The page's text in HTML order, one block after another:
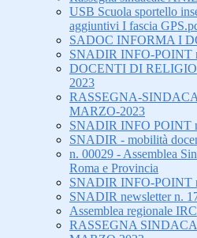
USB Scuola sportello
aggiuntivi I fascia
SADOC INFORMA I
SNADIR INFO-POINT
DOCENTI DI
2023
RASSEGNA-
MARZO-2023
SNADIR INFO POINT
SNADIR - mobilità
n. 00029 - Assemblea
Roma e Provincia
SNADIR INFO-POINT
SNADIR newsletter n.
Assemblea regionale IRC
RASSEGNA